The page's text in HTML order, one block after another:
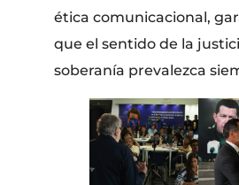
ética comunicacional,
que el sentido de la
soberanía prevalezca